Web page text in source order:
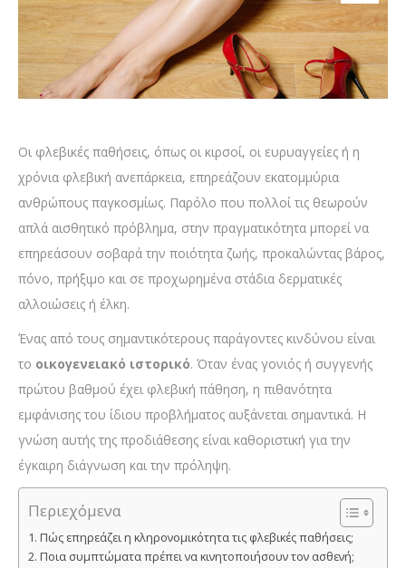
Οι φλεβικές παθήσεις, όπως οι κιρσοί, οι ευρυαγγείες ή η
χρόνια φλεβική ανεπάρκεια, επηρεάζουν εκατομμύρια
ανθρώπους παγκοσμίως. Παρόλο που πολλοί τις θεωρούν
απλά αισθητικό πρόβλημα, στην πραγματικότητα μπορεί να
επηρεάσουν σοβαρά την ποιότητα ζωής, προκαλώντας βάρος,
πόνο, πρήξιμο και σε προχωρημένα στάδια δερματικές
αλλοιώσεις ή έλκη.
Ένας από τους σημαντικότερους παράγοντες κινδύνου είναι
το οικογενειακό ιστορικό. Όταν ένας γονιός ή συγγενής
πρώτου βαθμού έχει φλεβική πάθηση, η πιθανότητα
εμφάνισης του ίδιου προβλήματος αυξάνεται σημαντικά. Η
γνώση αυτής της προδιάθεσης είναι καθοριστική για την
έγκαιρη διάγνωση και την πρόληψη.
Περιεχόμενα
Πώς επηρεάζει η κληρονομικότητα τις φλεβικές παθήσεις;
Ποια συμπτώματα πρέπει να κινητοποιήσουν τον ασθενή;